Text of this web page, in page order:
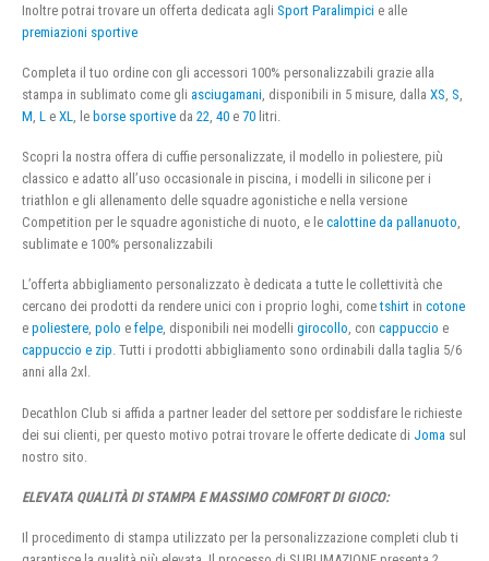
Inoltre potrai trovare un offerta dedicata agli Sport Paralimpici e alle
premiazioni sportive
Completa il tuo ordine con gli accessori 100% personalizzabili grazie alla
stampa in sublimato come gli asciugamani , disponibili in 5 misure, dalla XS S
M L e XL , le borse sportive da 22 40 e 70 litri.
Scopri la nostra offera di cuffie personalizzate, il modello in poliestere, più
classico e adatto all’uso occasionale in piscina, i modelli in silicone per i
triathlon e gli allenamento delle squadre agonistiche e nella versione
Competition per le squadre agonistiche di nuoto, e le calottine da pallanuoto,
sublimate e 100% personalizzabili
L’offerta abbigliamento personalizzato è dedicata a tutte le collettività che
cercano dei prodotti da rendere unici con i proprio loghi, cometshirt in cotone
e poliestere, polo e felpe, disponibili nei modelli girocollo, con cappuccio e
cappuccio e zip. Tutti i prodotti abbigliamento sono ordinabili dalla taglia 5/6
anni alla 2xl.
Decathlon Club si affida a partner leader del settore per soddisfare le richieste
dei sui clienti, per questo motivo potrai trovare le offerte dedicate di Joma sul
nostro sito.
ELEVATA QUALITÀ DI STAMPA E MASSIMO COMFORT DI GIOCO:
Il procedimento di stampa utilizzato per la personalizzazione completi club ti